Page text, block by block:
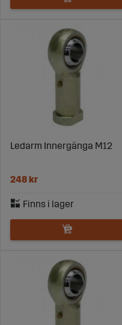
Ledarm Innergänga M12
248 kr